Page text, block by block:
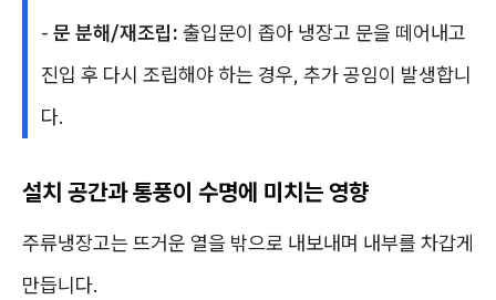
- 문 분해/재조립: 출입문이 좁아 냉장고 문을 떼어내고
진입 후 다시 조립해야 하는 경우, 추가 공임이 발생합니
다.
설치 공간과 통풍이 수명에 미치는 영향
주류냉장고는 뜨거운 열을 밖으로 내보내며 내부를 차갑게
만듭니다.